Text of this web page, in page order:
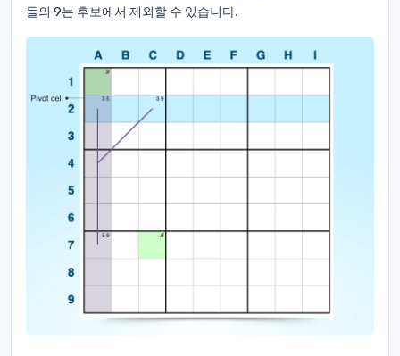
들의 9는 후보에서 제외할 수 있습니다.